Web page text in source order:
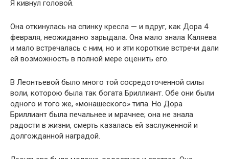
Я кивнул головой.
Она откинулась на спинку кресла — и вдруг, как Дора 4
февраля, неожиданно зарыдала. Она мало знала Каляева
и мало встречалась с ним, но и эти короткие встречи дали
ей возможность в полной мере оценить его.
В Леонтьевой было много той сосредоточенной силы
воли, которою была так богата Бриллиант. Обе они были
одного и того же, «монашеского» типа. Но Дора
Бриллиант была печальнее и мрачнее; она не знала
радости в жизни, смерть казалась ей заслуженной и
долгожданной наградой.